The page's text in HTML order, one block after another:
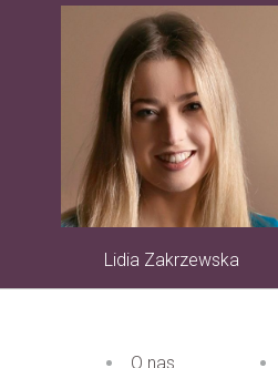
Lidia Zakrzewska
O nas